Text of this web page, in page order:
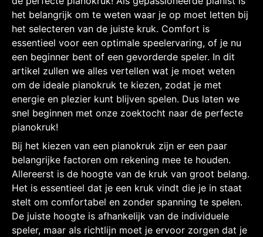
het belangrijk om te weten waar je op moet letten bij
het selecteren van de juiste kruk. Comfort is
essentieel voor een optimale speelervaring, of je nu
een beginner bent of een gevorderde speler. In dit
artikel zullen we alles vertellen wat je moet weten
om de ideale pianokruk te kiezen, zodat je met
energie en plezier kunt blijven spelen. Dus laten we
snel beginnen met onze zoektocht naar de perfecte
pianokruk!
Bij het kiezen van een pianokruk zijn er een paar
belangrijke factoren om rekening mee te houden.
Allereerst is de hoogte van de kruk van groot belang.
Het is essentieel dat je een kruk vindt die je in staat
stelt om comfortabel en zonder spanning te spelen.
De juiste hoogte is afhankelijk van de individuele
speler, maar als richtlijn moet je ervoor zorgen dat je